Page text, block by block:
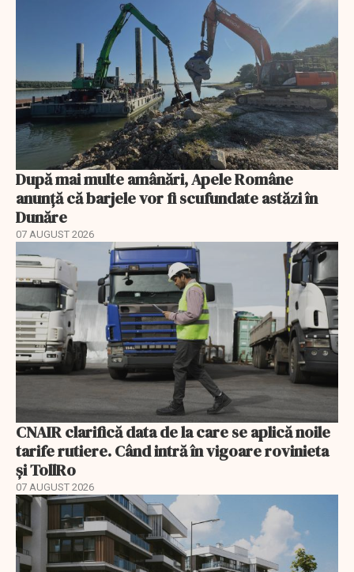
După mai multe amânări, Apele Române
anunță că barjele vor fi scufundate astăzi în
Dunăre
07 AUGUST 2026
CNAIR clarifică data de la care se aplică noile
tarife rutiere. Când intră în vigoare rovinieta
și TollRo
07 AUGUST 2026